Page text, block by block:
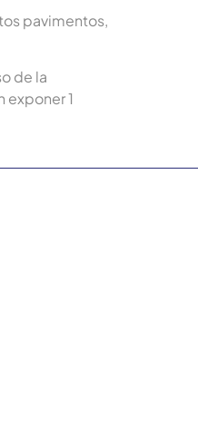
pavimentos,
de la
exponer 1